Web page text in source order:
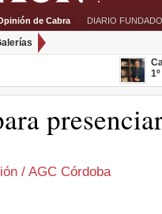
de Cabra | DIARIO
/ AGC Córdoba